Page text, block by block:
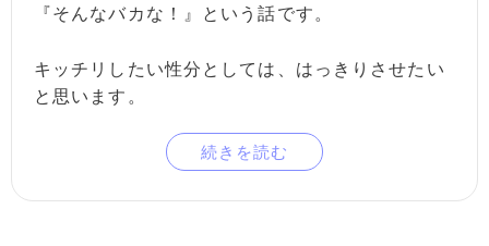
『そんなバカな！』という話です。
キッチリしたい性分としては、はっきりさせたい
と思います。
続きを読む